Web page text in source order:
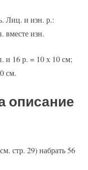
Лиц. и изн. р.:
вместе изн.
и 16 р. = 10 х 10 см;
см.
описание
стр. 29) набрать 56